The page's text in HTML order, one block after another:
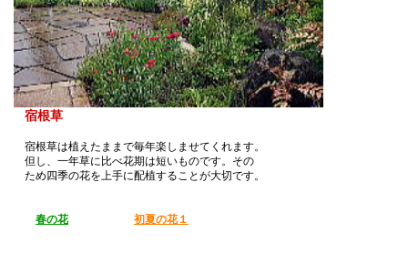
宿根草
宿根草は植えたままで毎年楽しませてくれます。
但し、一年草に比べ花期は短いものです。その
ため四季の花を上手に配植することが大切です。
春の花 初夏の花１